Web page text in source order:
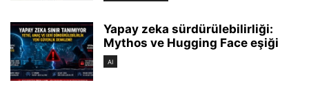
Yapay zeka sürdürülebilirliği:
Mythos ve Hugging Face eşiği
AI